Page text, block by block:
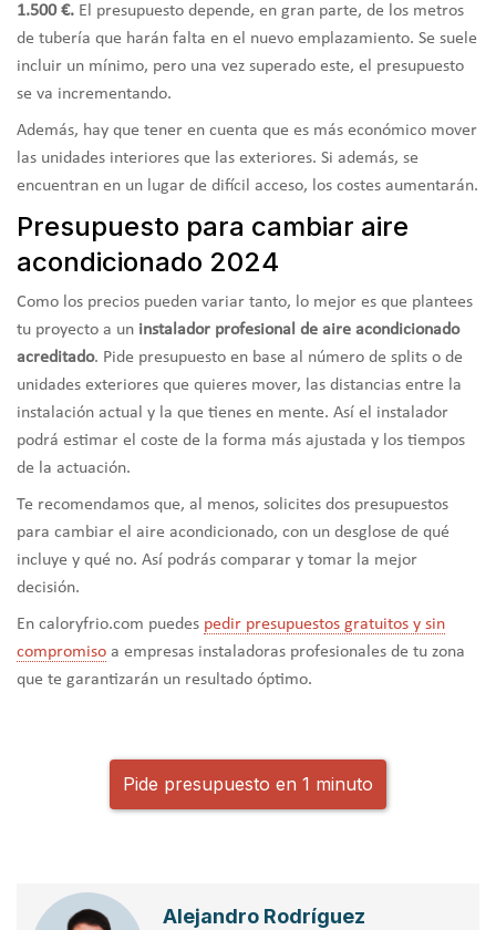
1.500 €. El presupuesto depende, en gran parte, de los metros
de tubería que harán falta en el nuevo emplazamiento. Se suele
incluir un mínimo, pero una vez superado este, el presupuesto
se va incrementando.
Además, hay que tener en cuenta que es más económico mover
las unidades interiores que las exteriores. Si además, se
encuentran en un lugar de difícil acceso, los costes aumentarán.
Presupuesto para cambiar aire
acondicionado 2024
Como los precios pueden variar tanto, lo mejor es que plantees
tu proyecto a un instalador profesional de aire acondicionado
acreditado. Pide presupuesto en base al número de splits o de
unidades exteriores que quieres mover, las distancias entre la
instalación actual y la que tienes en mente. Así el instalador
podrá estimar el coste de la forma más ajustada y los tiempos
de la actuación.
Te recomendamos que, al menos, solicites dos presupuestos
para cambiar el aire acondicionado, con un desglose de qué
incluye y qué no. Así podrás comparar y tomar la mejor
decisión.
En caloryfrio.com puedes pedir presupuestos gratuitos y sin
compromiso a empresas instaladoras profesionales de tu zona
que te garantizarán un resultado óptimo.
Pide presupuesto en 1 minuto
Alejandro Rodríguez